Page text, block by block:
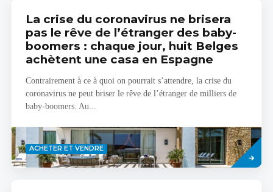
La crise du coronavirus ne brisera
pas le rêve de l’étranger des baby-
boomers : chaque jour, huit Belges
achètent une casa en Espagne
Contrairement à ce à quoi on pourrait s’attendre, la crise du
coronavirus ne peut briser le rêve de l’étranger de milliers de
baby-boomers. Au...
ACHETER ET VENDRE
Savoir
plus